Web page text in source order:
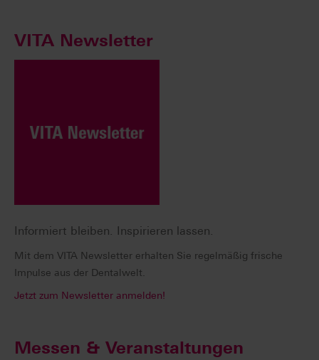
VITA Newsletter
Informiert bleiben. Inspirieren lassen.
Mit dem VITA Newsletter erhalten Sie regelmäßig frische
Impulse aus der Dentalwelt.
Jetzt zum Newsletter anmelden!
Messen & Veranstaltungen